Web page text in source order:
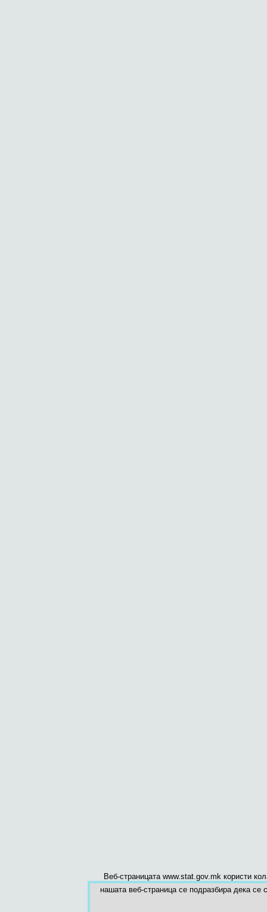
Веб-страницата www.stat.gov.mk користи
нашата веб-страница се подразбира дека се